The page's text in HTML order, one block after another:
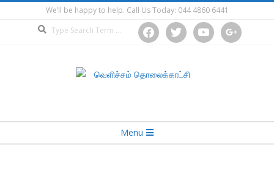
to
We’ll be happy to help. Call Us Today: 044 4860 6441
facebooktwitter youtube google
Menu